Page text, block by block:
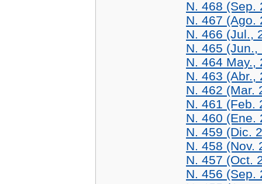
N. 468 (Sep.
N. 467 (Ago.
N. 466 (Jul.,
N. 465 (Jun.,
N. 464 May.,
N. 463 (Abr.,
N. 462 (Mar.
N. 461 (Feb.
N. 460 (Ene.
N. 459 (Dic.
N. 458 (Nov.
N. 457 (Oct.
N. 456 (Sep.